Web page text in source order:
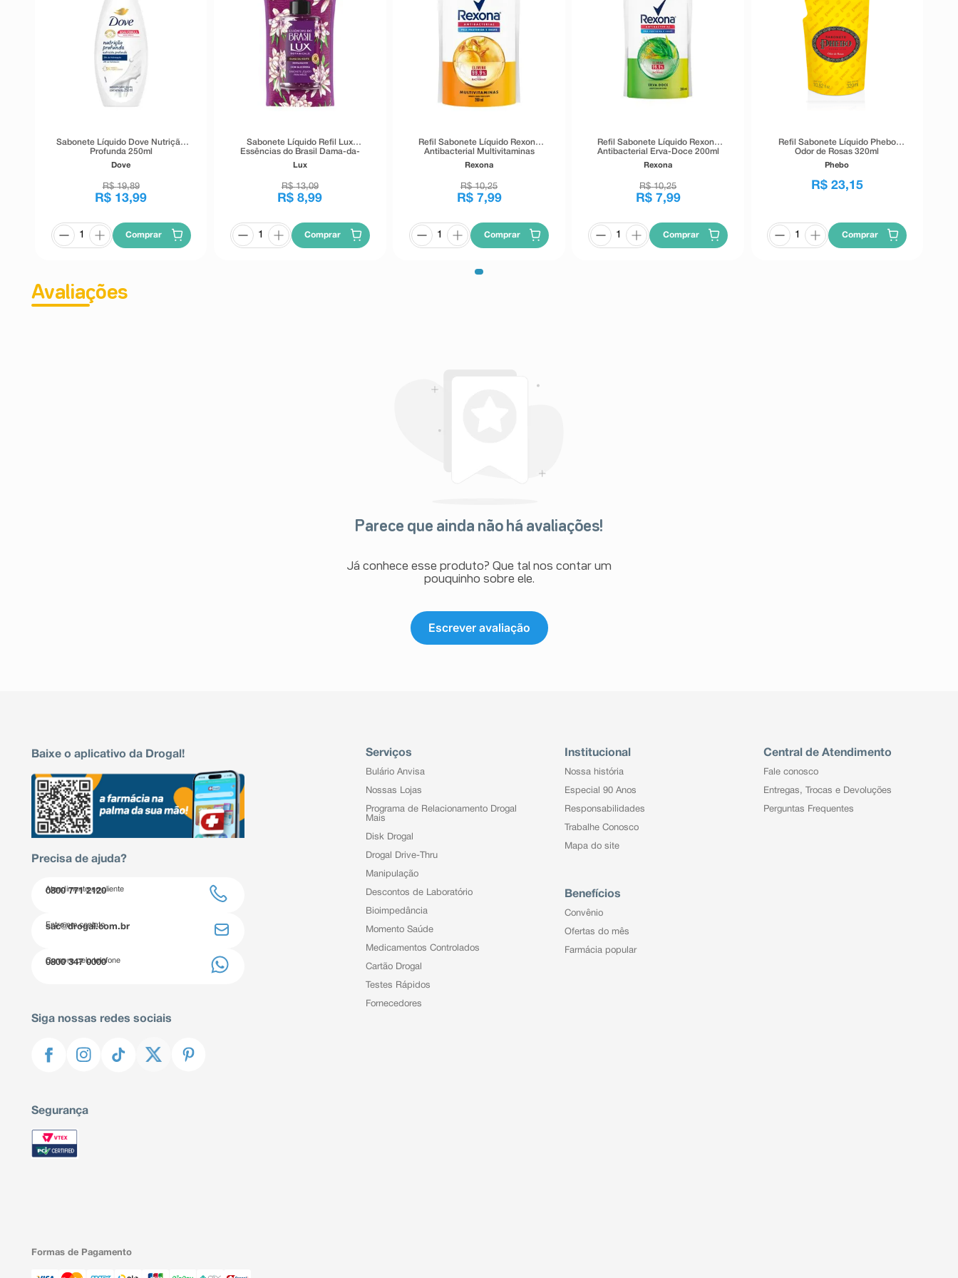
Sabonete Líquido Dove Nutrição
Profunda 250ml
Dove
R$ 19,89
R$ 13,99
Comprar
Sabonete Líquido Refil Lux
Essências do Brasil Dama-da-
Noite 240ml
Lux
R$ 13,09
R$ 8,99
Comprar
Refil Sabonete Líquido Rexona
Antibacterial Multivitaminas
200ml
Rexona
R$ 10,25
R$ 7,99
Comprar
Refil Sabonete Líquido Rexona
Antibacterial Erva-Doce 200ml
Rexona
R$ 10,25
R$ 7,99
Comprar
Refil Sabonete Líquido Phebo
Odor de Rosas 320ml
Phebo
R$ 23,15
Comprar
Avaliações
Parece que ainda não há avaliações!
Já conhece esse produto? Que tal nos contar um
pouquinho sobre ele.
Escrever avaliação
Baixe o aplicativo da Drogal!
Precisa de ajuda?
Atendimento ao cliente
0800 771 2120
Entre em contato
sac@drogal.com.br
Compre pelo telefone
0800 347 0000
Siga nossas redes sociais
Segurança
Serviços
Bulário Anvisa
Nossas Lojas
Programa de Relacionamento Drogal
Mais
Disk Drogal
Drogal Drive-Thru
Manipulação
Descontos de Laboratório
Bioimpedância
Momento Saúde
Medicamentos Controlados
Cartão Drogal
Testes Rápidos
Fornecedores
Institucional
Nossa história
Especial 90 Anos
Responsabilidades
Trabalhe Conosco
Mapa do site
Benefícios
Convênio
Ofertas do mês
Farmácia popular
Central de Atendimento
Fale conosco
Entregas, Trocas e Devoluções
Perguntas Frequentes
Formas de Pagamento